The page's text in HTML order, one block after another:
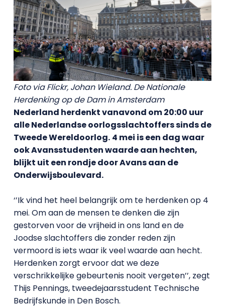
Foto via Flickr, Johan Wieland. De Nationale
Herdenking op de Dam in Amsterdam
Nederland herdenkt vanavond om 20:00 uur
alle Nederlandse oorlogsslachtoffers sinds de
Tweede Wereldoorlog. 4 mei is een dag waar
ook Avansstudenten waarde aan hechten,
blijkt uit een rondje door Avans aan de
Onderwijsboulevard.
‘’Ik vind het heel belangrijk om te herdenken op 4
mei. Om aan de mensen te denken die zijn
gestorven voor de vrijheid in ons land en de
Joodse slachtoffers die zonder reden zijn
vermoord is iets waar ik veel waarde aan hecht.
Herdenken zorgt ervoor dat we deze
verschrikkelijke gebeurtenis nooit vergeten’’, zegt
Thijs Pennings, tweedejaarsstudent Technische
Bedrijfskunde in Den Bosch.